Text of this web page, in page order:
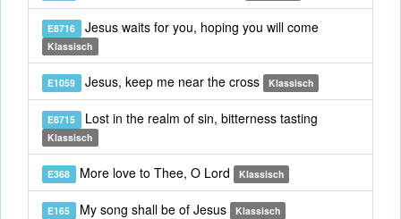
E8716 Jesus waits for you, hoping you will come
Klassisch
E1059 Jesus, keep me near the cross Klassisch
E8715 Lost in the realm of sin, bitterness tasting
Klassisch
E368 More love to Thee, O Lord Klassisch
E165 My song shall be of Jesus Klassisch